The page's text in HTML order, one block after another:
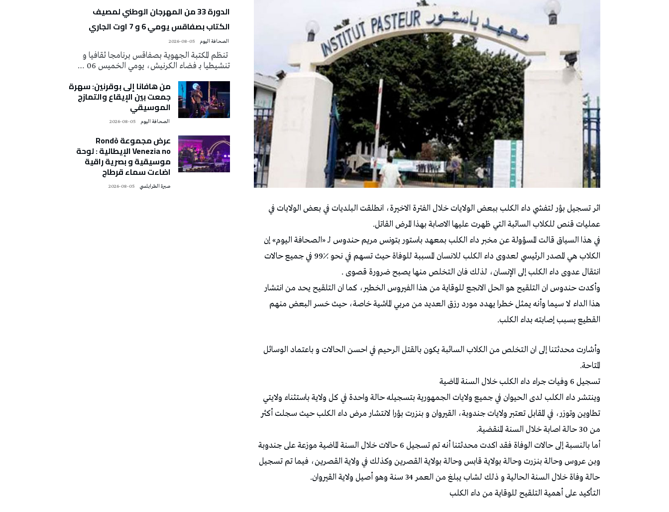
اثر تسجيل بؤر لتفشي داء الكلب ببعض الولايات خلال الفترة الاخيرة، انطلقت البلديات في بعض الولايات في
عمليات قنص للكلاب السائبة التي ظهرت عليها الاصابة بهذا المرض القاتل.
في هذا السياق قالت المسؤولة عن مخبر داء الكلب بمعهد باستور بتونس مريم حندوس لـ «الصحافة اليوم» إن
الكلاب هي المصدر الرئيسي لعدوى داء الكلب للانسان المسببة للوفاة حيث تسهم في نحو ٪99 في جميع حالات
انتقال عدوى داء الكلب إلى الإنسان، لذلك فان التخلص منها يصبح ضرورة قصوى .
وأكدت حندوس ان التلقيح هو الحل الانجع للوقاية من هذا الفيروس الخطير، كما ان التلقيح يحد من انتشار
هذا الداء لا سيما وأنه يمثل خطرا يهدد مورد رزق العديد من مربي الماشية خاصة، حيث خسر البعض منهم
القطيع بسبب إصابته بداء الكلب.
وأشارت محدثتنا إلى ان التخلص من الكلاب السائبة يكون بالقتل الرحيم في احسن الحالات و باعتماد الوسائل
المتاحة.
تسجيل 6 وفيات جراء داء الكلب خلال السنة الماضية
وينتشر داء الكلب لدى الحيوان في جميع ولايات الجمهورية بتسجيله حالة واحدة في كل ولاية باستثناء ولايتي
تطاوين وتوزر، في المقابل تعتبر ولايات جندوبة، القيروان و بنزرت بؤرا لانتشار مرض داء الكلب حيث سجلت أكثر
من 30 حالة اصابة خلال السنة المنقضية.
أما بالنسبة إلى حالات الوفاة فقد اكدت محدثتنا أنه تم تسجيل 6 حالات خلال السنة الماضية موزعة على جندوبة
وبن عروس وحالة بنزرت وحالة بولاية قابس وحالة بولاية القصرين وكذلك في ولاية القصرين، فيما تم تسجيل
حالة وفاة خلال السنة الحالية و ذلك لشاب يبلغ من العمر 34 سنة وهو أصيل ولاية القيروان.
التأكيد على أهمية التلقيح للوقاية من داء الكلب
الدورة 33 من المهرجان الوطني لمصيف
الكتاب بصفاقس يومي 6 و 7 اوت الجاري
2026-08-05
تنظم المكتبة الجهوية بصفاقس برنامجا ثقافيا و
تنشيطيا بـ فضاء الكرنيش، يومي الخميس 06 …
من هافانا إلى بوقرنين: سهرة
جمعت بين الإيقاع والتمازج
الموسيقي
2026-08-05
عرض مجموعة Rondò
Venezia no الإيطالية : لوحة
موسيقية و بصرية راقية
اضاءت سماء قرطاج
صبرة الطرابلسي 2026-08-05